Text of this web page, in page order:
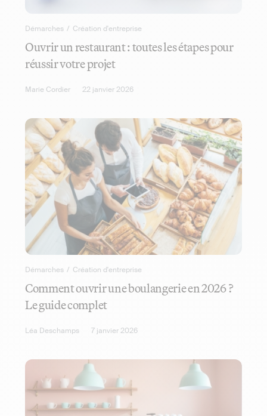
Démarches / Création d'entreprise
Ouvrir un restaurant : toutes les étapes pour
réussir votre projet
Marie Cordier 22 janvier 2026
Démarches / Création d'entreprise
Comment ouvrir une boulangerie en 2026 ?
Le guide complet
Léa Deschamps 7 janvier 2026